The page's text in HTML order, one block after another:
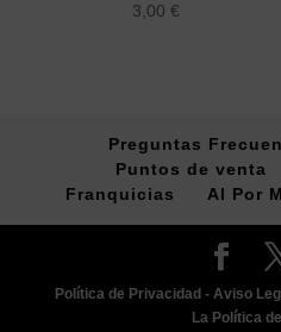
3,00 €
Preguntas
Puntos de venta
Franquicias
Al Por
Política de Privacidad - Aviso
La Política